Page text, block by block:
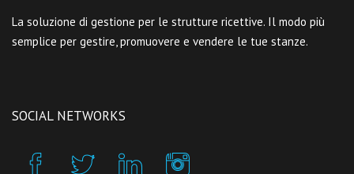
La soluzione di gestione per le strutture ricettive. Il modo più
semplice per gestire, promuovere e vendere le tue stanze.
SOCIAL NETWORKS